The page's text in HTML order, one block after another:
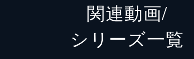
関連動画/
シリーズ⼀覧